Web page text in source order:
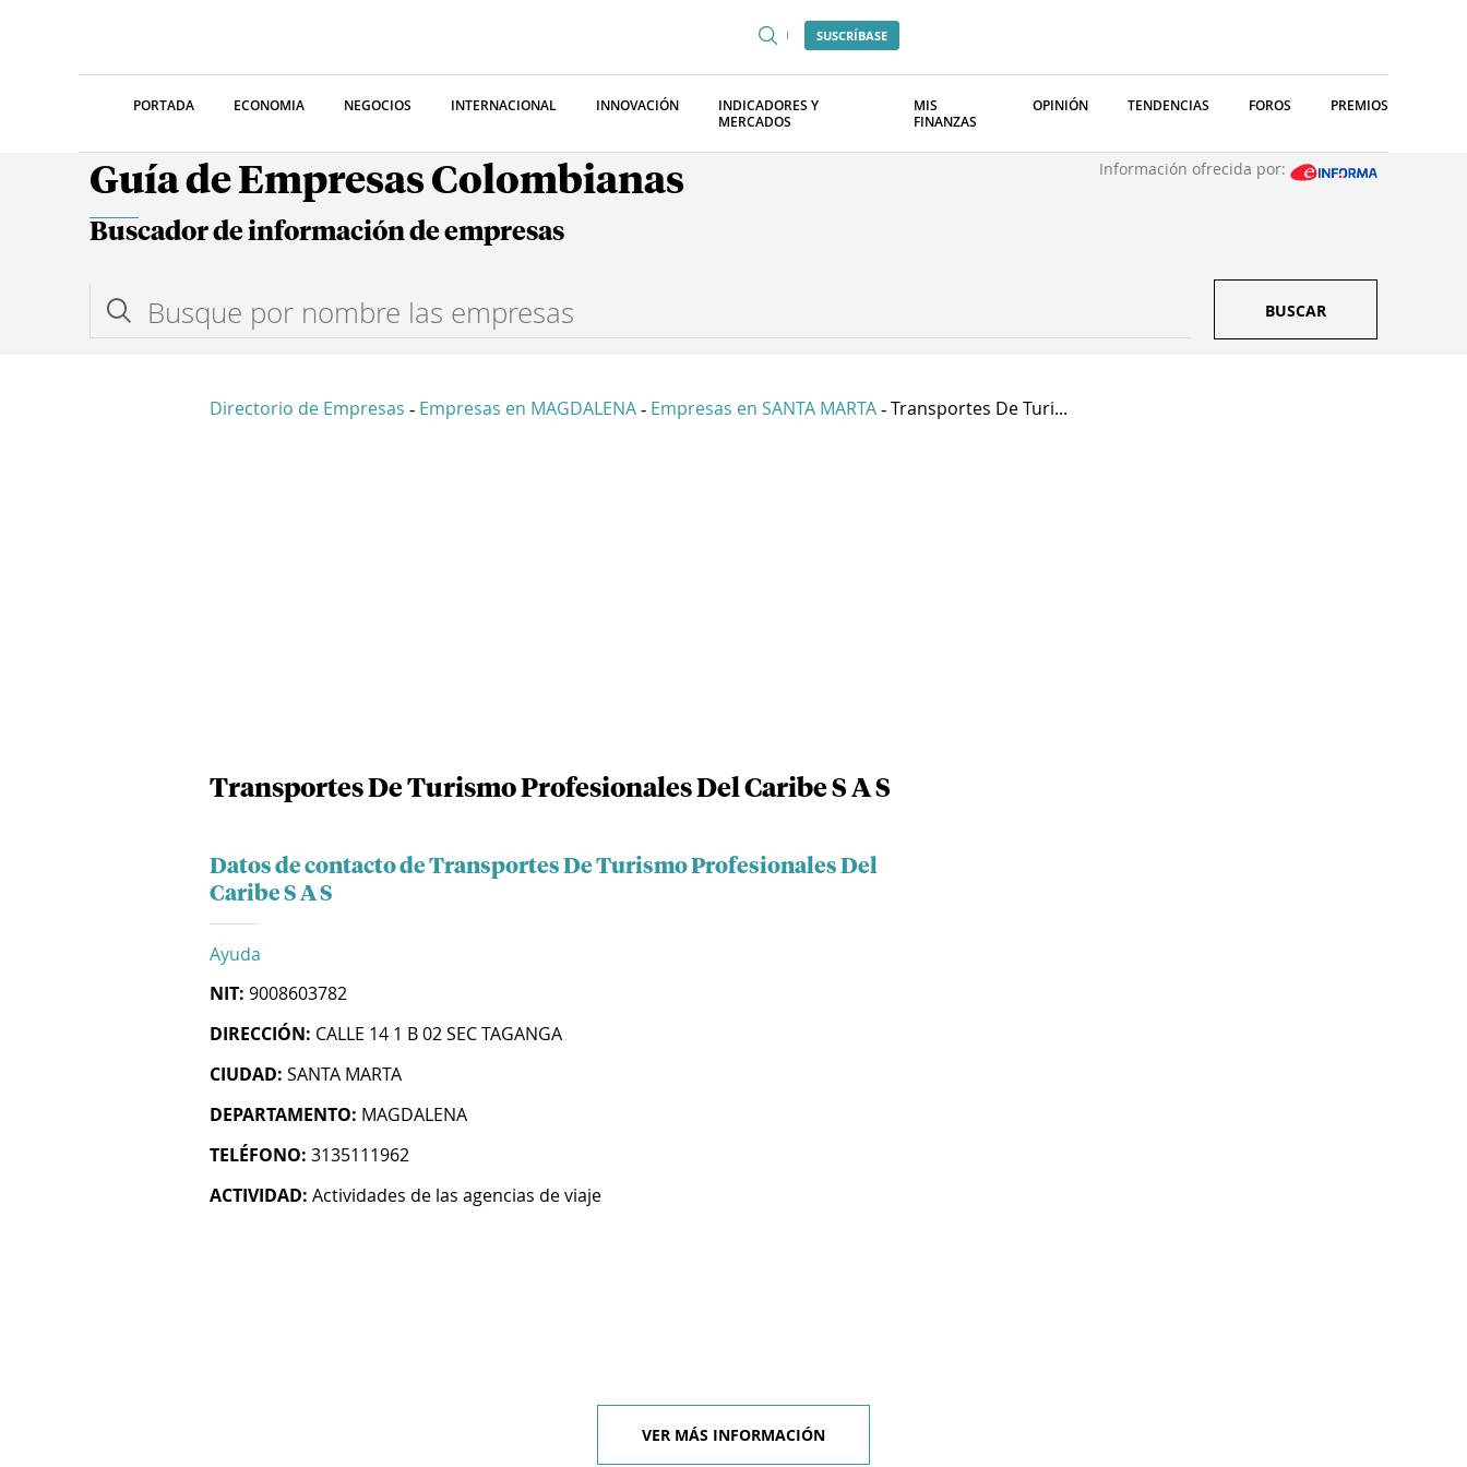
SUSCRÍBASE
PORTADA ECONOMIA NEGOCIOS INTERNACIONAL INNOVACIÓN
INDICADORES Y
MERCADOS
MIS
FINANZAS
OPINIÓN TENDENCIAS FOROS PREMIOS
Guía de Empresas Colombianas Información ofrecida por:
Buscador de información de empresas
BUSCAR
Directorio de Empresas - Empresas en MAGDALENA - Empresas en SANTA MARTA - Transportes De Turi...
Transportes De Turismo Profesionales Del Caribe S A S
Datos de contacto de Transportes De Turismo Profesionales Del
Caribe S A S
Ayuda
NIT: 9008603782
DIRECCIÓN: CALLE 14 1 B 02 SEC TAGANGA
CIUDAD: SANTA MARTA
DEPARTAMENTO: MAGDALENA
TELÉFONO: 3135111962
ACTIVIDAD: Actividades de las agencias de viaje
VER MÁS INFORMACIÓN